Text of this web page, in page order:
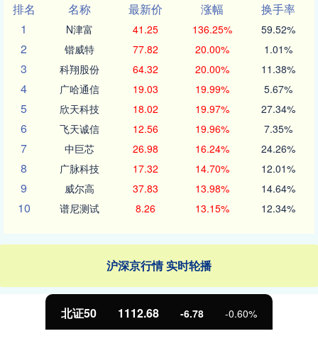
排名
名称 最新价 涨幅
换手率
1
N津富 41.25 136.25% 59.52%
2 锴威特 77.82 20.00% 1.01%
3 科翔股份 64.32 20.00% 11.38%
4 广哈通信 19.03 19.99% 5.67%
5 欣天科技 18.02 19.97% 27.34%
6 飞天诚信 12.56 19.96% 7.35%
7 中巨芯 26.98 16.24% 24.26%
8 广脉科技 17.32 14.70% 12.01%
9 威尔高 37.83 13.98% 14.64%
10 谱尼测试 8.26 13.15% 12.34%
沪深京行情 实时轮播
北证50 1112.68 -6.78 -0.60%